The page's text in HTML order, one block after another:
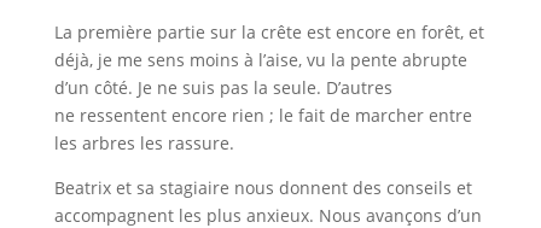
La première partie sur la crête est encore en forêt, et
déjà, je me sens moins à l’aise, vu la pente abrupte
d’un côté. Je ne suis pas la seule. D’autres
ne ressentent encore rien ; le fait de marcher entre
les arbres les rassure.
Beatrix et sa stagiaire nous donnent des conseils et
accompagnent les plus anxieux. Nous avançons d’un